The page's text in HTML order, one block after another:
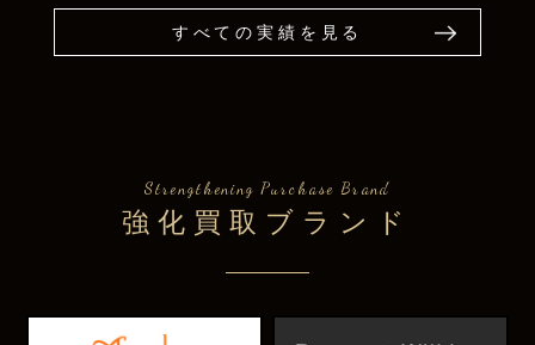
すべての実績を見る
Strengthening Purchase Brand
強化買取ブランド